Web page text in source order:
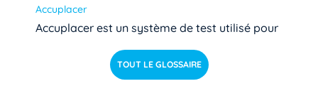
Accuplacer
Accuplacer est un système de test utilisé pour
déterminer si les étudiants de niveau [...]
TOUT LE GLOSSAIRE